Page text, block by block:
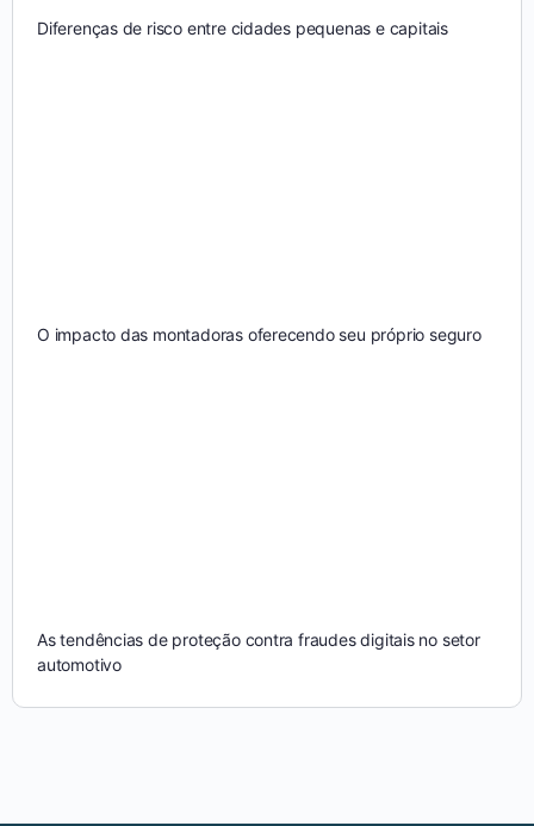
Diferenças de risco entre cidades pequenas e capitais
O impacto das montadoras oferecendo seu próprio seguro
As tendências de proteção contra fraudes digitais no setor
automotivo